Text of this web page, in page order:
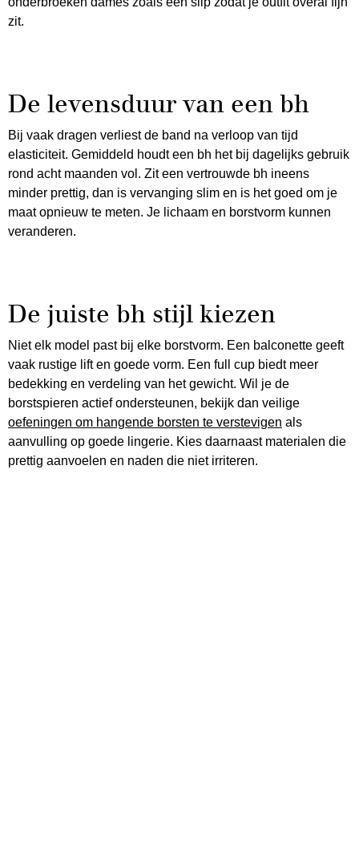
zit.
De levensduur van een bh
Bij vaak dragen verliest de band na verloop van tijd
elasticiteit. Gemiddeld houdt een bh het bij dagelijks gebruik
rond acht maanden vol. Zit een vertrouwde bh ineens
minder prettig, dan is vervanging slim en is het goed om je
maat opnieuw te meten. Je lichaam en borstvorm kunnen
veranderen.
De juiste bh stijl kiezen
Niet elk model past bij elke borstvorm. Een balconette geeft
vaak rustige lift en goede vorm. Een full cup biedt meer
bedekking en verdeling van het gewicht. Wil je de
borstspieren actief ondersteunen, bekijk dan veilige
oefeningen om hangende borsten te verstevigen als
aanvulling op goede lingerie. Kies daarnaast materialen die
prettig aanvoelen en naden die niet irriteren.